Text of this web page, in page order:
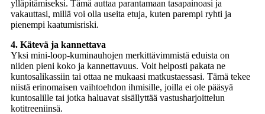
ylläpitämiseksi. Tämä auttaa parantamaan tasapainoasi ja
vakauttasi, millä voi olla useita etuja, kuten parempi ryhti ja
pienempi kaatumisriski.
4. Kätevä ja kannettava
Yksi mini-loop-kuminauhojen merkittävimmistä eduista on
niiden pieni koko ja kannettavuus. Voit helposti pakata ne
kuntosalikassiin tai ottaa ne mukaasi matkustaessasi. Tämä tekee
niistä erinomaisen vaihtoehdon ihmisille, joilla ei ole pääsyä
kuntosalille tai jotka haluavat sisällyttää vastusharjoittelun
kotitreeniinsä.